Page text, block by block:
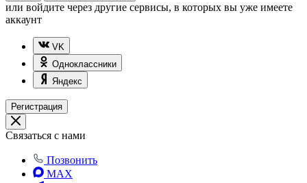
или войдите через другие сервисы, в которых вы уже имеете
аккаунт
VK
Одноклассники
Яндекс
Регистрация
Связаться с нами
Позвонить
MAX